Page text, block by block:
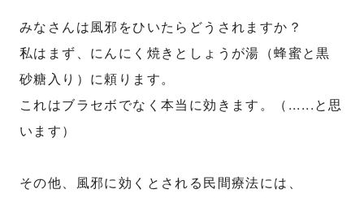
みなさんは風邪をひいたらどうされますか？
私はまず、にんにく焼きとしょうが湯（蜂蜜と黒
砂糖入り）に頼ります。
これはブラセボでなく本当に効きます。（......と思
います）
その他、風邪に効くとされる民間療法には、